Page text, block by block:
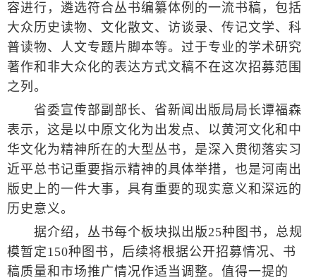
容进行，遴选符合丛书编纂体例的一流书稿，包括
大众历史读物、文化散文、访谈录、传记文学、科
普读物、人文专题片脚本等。过于专业的学术研究
著作和非大众化的表达方式文稿不在这次招募范围
之列。
省委宣传部副部长、省新闻出版局局长谭福森
表示，这是以中原文化为出发点、以黄河文化和中
华文化为精神所在的大型丛书，是深入贯彻落实习
近平总书记重要指示精神的具体举措，也是河南出
版史上的一件大事，具有重要的现实意义和深远的
历史意义。
据介绍，丛书每个板块拟出版25种图书，总规
模暂定150种图书，后续将根据公开招募情况、书
稿质量和市场推广情况作适当调整。值得一提的